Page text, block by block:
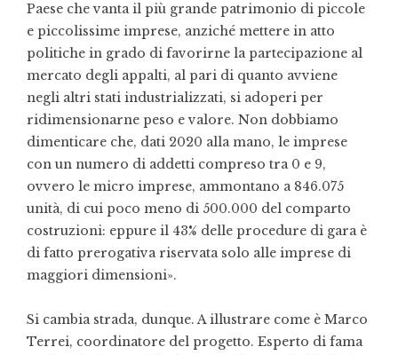
Paese che vanta il più grande patrimonio di piccole
e piccolissime imprese, anziché mettere in atto
politiche in grado di favorirne la partecipazione al
mercato degli appalti, al pari di quanto avviene
negli altri stati industrializzati, si adoperi per
ridimensionarne peso e valore. Non dobbiamo
dimenticare che, dati 2020 alla mano, le imprese
con un numero di addetti compreso tra 0 e 9,
ovvero le micro imprese, ammontano a 846.075
unità, di cui poco meno di 500.000 del comparto
costruzioni: eppure il 43% delle procedure di gara è
di fatto prerogativa riservata solo alle imprese di
maggiori dimensioni».
Si cambia strada, dunque. A illustrare come è Marco
Terrei, coordinatore del progetto. Esperto di fama